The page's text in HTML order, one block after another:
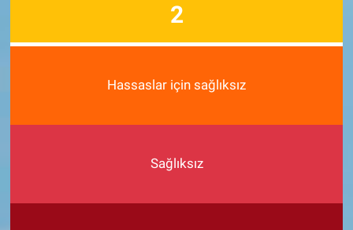
2
Hassaslar için sağlıksız
Sağlıksız